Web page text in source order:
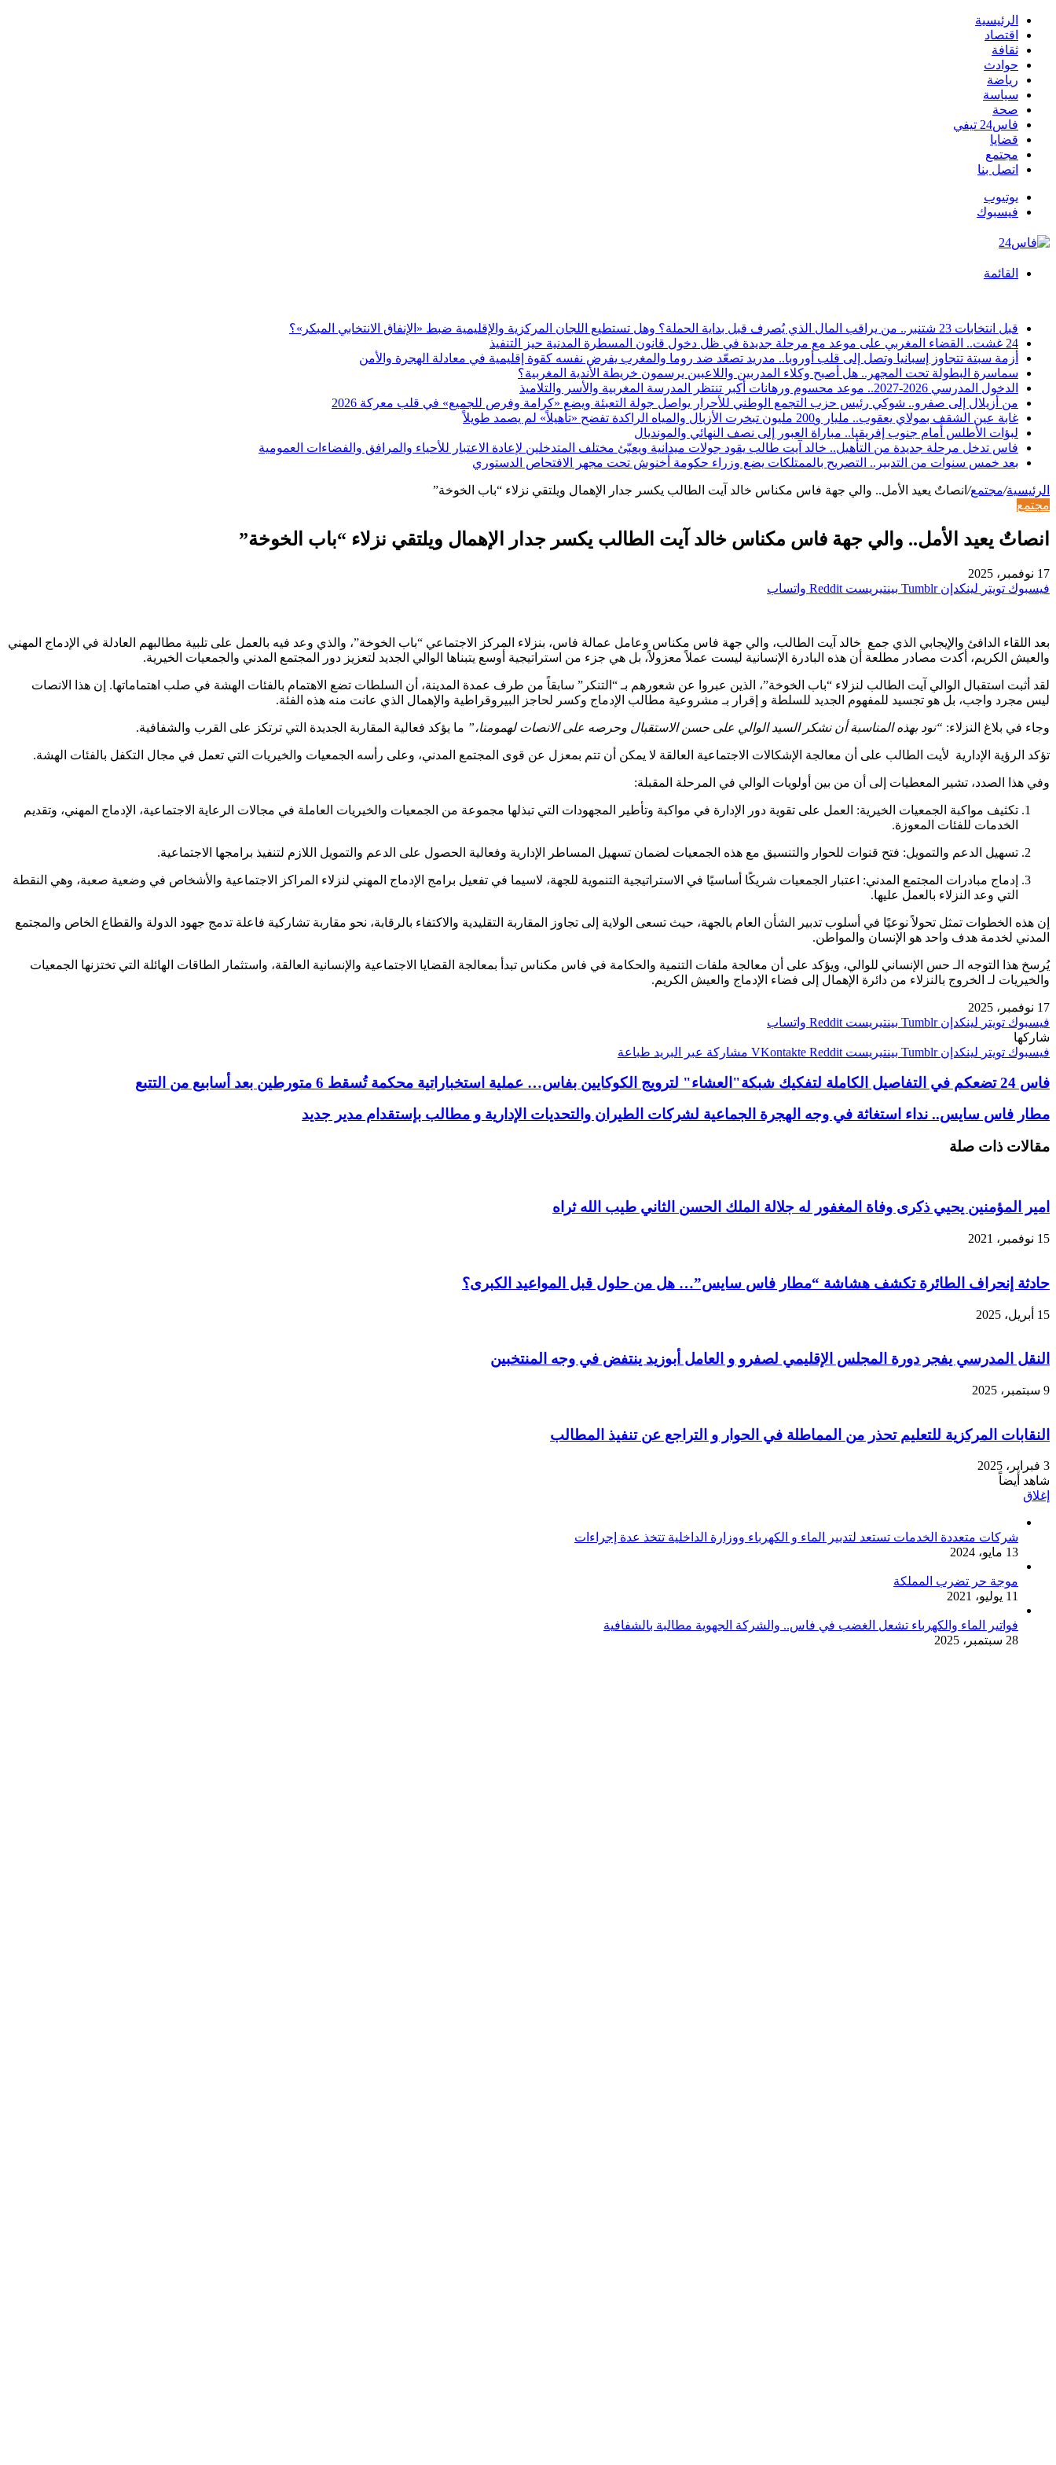
الرئيسية
اقتصاد
ثقافة
حوادث
رياضة
سياسة
صحة
فاس24 تيفي
قضايا
مجتمع
اتصل بنا
يوتيوب
فيسبوك
القائمة
قبل انتخابات 23 شتنبر.. من يراقب المال الذي يُصرف قبل بداية الحملة؟ وهل تستطيع اللجان المركزية والإقليمية ضبط «الإنفاق الانتخابي المبكر»؟
24 غشت.. القضاء المغربي على موعد مع مرحلة جديدة في ظل دخول قانون المسطرة المدنية حيز التنفيذ
أزمة سبتة تتجاوز إسبانيا وتصل إلى قلب أوروبا.. مدريد تصعّد ضد روما والمغرب يفرض نفسه كقوة إقليمية في معادلة الهجرة والأمن
سماسرة البطولة تحت المجهر.. هل أصبح وكلاء المدربين واللاعبين يرسمون خريطة الأندية المغربية؟
الدخول المدرسي 2026-2027.. موعد محسوم ورهانات أكبر تنتظر المدرسة المغربية والأسر والتلاميذ
من أزيلال إلى صفرو.. شوكي رئيس حزب التجمع الوطني للأحرار يواصل جولة التعبئة ويضع «كرامة وفرص للجميع» في قلب معركة 2026
غابة عين الشقف بمولاي يعقوب.. مليار و200 مليون تبخرت الأزبال والمياه الراكدة تفضح «تأهيلاً» لم يصمد طويلاً
لبؤات الأطلس أمام جنوب إفريقيا.. مباراة العبور إلى نصف النهائي والمونديال
فاس تدخل مرحلة جديدة من التأهيل.. خالد آيت طالب يقود جولات ميدانية ويعبّئ مختلف المتدخلين لإعادة الاعتبار للأحياء والمرافق والفضاءات العمومية
بعد خمس سنوات من التدبير.. التصريح بالممتلكات يضع وزراء حكومة أخنوش تحت مجهر الافتحاص الدستوري
الرئيسية/مجتمع/ انصاتٌ يعيد الأمل.. والي جهة فاس مكناس خالد آيت الطالب يكسر جدار الإهمال ويلتقي نزلاء “باب الخوخة”
مجتمع
انصاتٌ يعيد الأمل.. والي جهة فاس مكناس خالد آيت الطالب يكسر جدار الإهمال ويلتقي نزلاء “باب الخوخة”
17 نوفمبر، 2025
فيسبوك تويتر لينكدإن بينتيريست واتساب
بعد اللقاء الدافئ والإيجابي الذي جمع خالد آيت الطالب، والي جهة فاس مكناس وعامل عمالة فاس، بنزلاء المركز الاجتماعي “باب الخوخة”، والذي وعد فيه بالعمل على تلبية مطالبهم العادلة في الإدماج المهني
والعيش الكريم، أكدت مصادر مطلعة أن هذه البادرة الإنسانية ليست عملاً معزولاً، بل هي جزء من استراتيجية أوسع يتبناها الوالي الجديد لتعزيز دور المجتمع المدني والجمعيات الخيرية.
لقد أثبت استقبال الوالي آيت الطالب لنزلاء “باب الخوخة”، الذين عبروا عن شعورهم بـ “التنكر” سابقاً من طرف عمدة المدينة، أن السلطات تضع الاهتمام بالفئات الهشة في صلب اهتماماتها. إن هذا الانصات
ليس مجرد واجب، بل هو تجسيد للمفهوم الجديد للسلطة و إقرار بـ مشروعية مطالب الإدماج وكسر لحاجز البيروقراطية والإهمال الذي عانت منه هذه الفئة.
وجاء في بلاغ النزلاء: “نود بهذه المناسبة أن نشكر السيد الوالي على حسن الاستقبال وحرصه على الانصات لهمومنا،” ما يؤكد فعالية المقاربة الجديدة التي ترتكز على القرب والشفافية.
تؤكد الرؤية الإدارية لأيت الطالب على أن معالجة الإشكالات الاجتماعية العالقة لا يمكن أن تتم بمعزل عن قوى المجتمع المدني، وعلى رأسه الجمعيات والخيريات التي تعمل في مجال التكفل بالفئات الهشة.
وفي هذا الصدد، تشير المعطيات إلى أن من بين أولويات الوالي في المرحلة المقبلة:
تكثيف مواكبة الجمعيات الخيرية: العمل على تقوية دور الإدارة في مواكبة وتأطير المجهودات التي تبذلها مجموعة من الجمعيات والخيريات العاملة في مجالات الرعاية الاجتماعية، الإدماج المهني، وتقديم
الخدمات للفئات المعوزة.
تسهيل الدعم والتمويل: فتح قنوات للحوار والتنسيق مع هذه الجمعيات لضمان تسهيل المساطر الإدارية وفعالية الحصول على الدعم والتمويل اللازم لتنفيذ برامجها الاجتماعية.
إدماج مبادرات المجتمع المدني: اعتبار الجمعيات شريكًا أساسيًا في الاستراتيجية التنموية للجهة، لاسيما في تفعيل برامج الإدماج المهني لنزلاء المراكز الاجتماعية والأشخاص في وضعية صعبة، وهي النقطة
التي وعد النزلاء بالعمل عليها.
إن هذه الخطوات تمثل تحولاً نوعيًا في أسلوب تدبير الشأن العام بالجهة، حيث تسعى الولاية إلى تجاوز المقاربة التقليدية والاكتفاء بالرقابة، نحو مقاربة تشاركية فاعلة تدمج جهود الدولة والقطاع الخاص والمجتمع
المدني لخدمة هدف واحد هو الإنسان والمواطن.
يُرسخ هذا التوجه الـ حس الإنساني للوالي، ويؤكد على أن معالجة ملفات التنمية والحكامة في فاس مكناس تبدأ بمعالجة القضايا الاجتماعية والإنسانية العالقة، واستثمار الطاقات الهائلة التي تختزنها الجمعيات
والخيريات لـ الخروج بالنزلاء من دائرة الإهمال إلى فضاء الإدماج والعيش الكريم.
17 نوفمبر، 2025
فيسبوك تويتر لينكدإن بينتيريست
واتساب
شاركها
فيسبوك تويتر لينكدإن بينتيريست مشاركة عبر البريد طباعة
فاس 24 تضعكم في التفاصيل الكاملة لتفكيك شبكة"العشاء" لترويج الكوكايين بفاس… عملية استخباراتية محكمة تُسقط 6 متورطين بعد أسابيع من التتبع
مطار فاس سايس.. نداء استغاثة في وجه الهجرة الجماعية لشركات الطيران والتحديات الإدارية و مطالب بإستقدام مدير جديد
مقالات ذات صلة
امير المؤمنين يحيي ذكرى وفاة المغفور له جلالة الملك الحسن الثاني طيب الله ثراه
15 نوفمبر، 2021
حادثة إنحراف الطائرة تكشف هشاشة “مطار فاس سايس”… هل من حلول قبل المواعيد الكبرى؟
15 أبريل، 2025
النقل المدرسي يفجر دورة المجلس الإقليمي لصفرو و العامل أبوزيد ينتفض في وجه المنتخبين
9 سبتمبر، 2025
النقابات المركزية للتعليم تحذر من المماطلة في الحوار و التراجع عن تنفيذ المطالب
3 فبراير، 2025
شاهد أيضاً
إغلاق
شركات متعددة الخدمات تستعد لتدبير الماء و الكهرباء ووزارة الداخلية تتخذ عدة إجراءات
13 مايو، 2024
موجة حر تضرب المملكة
11 يوليو، 2021
فواتير الماء والكهرباء تشعل الغضب في فاس.. والشركة الجهوية مطالبة بالشفافية
28 سبتمبر، 2025